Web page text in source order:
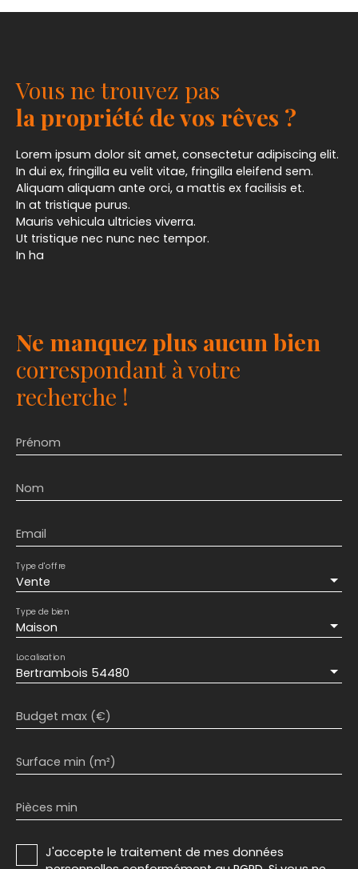
Vous ne trouvez pas
la propriété de vos rêves ?
Lorem ipsum dolor sit amet, consectetur adipiscing elit.
In dui ex, fringilla eu velit vitae, fringilla eleifend sem.
Aliquam aliquam ante orci, a mattis ex facilisis et.
In at tristique purus.
Mauris vehicula ultricies viverra.
Ut tristique nec nunc nec tempor.
In ha
Ne manquez plus aucun bien
correspondant à votre
recherche !
Prénom
Nom
Email
Vente
Type d'offre
Maison
Type de bien
Bertrambois 54480
Localisation
Budget max (€)
Surface min (m²)
Pièces min
J'accepte le traitement de mes données